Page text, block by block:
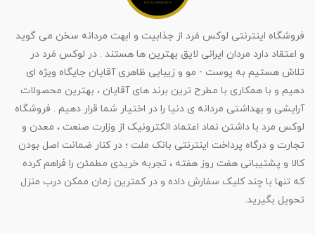
فروشگاه اینترنتی لوکس مَرد از جذابیت و ابهت مردانه سخن می گوید
و اعتقاد دارد مردان ایرانی لایق بهترین ها هستند . در لوکس مَرد در
تلاش هستیم به پوست - مو و زیبایی ظاهری آقایان جایگاه ویژه ای
دهیم و با همکاری با مطرح ترین برند های آقایان ، بهترین محصولات
آرایشی و بهداشتی مردانه ی دنیا را در اختیار شما قرار دهیم . فروشگاه
لوکس مرد با داشتن نماد اعتماد الکترونیک از وزارت صنعت ، معدن و
تجارت و درگاه پرداخت اینترنتی بانک ملت ؛ در کنار ضمانت اصل بودن
کالا و پشتیبانی هفت روز هفته ، تجربه خریدی مطمئن را فراهم کرده
که تنها با چند کلیک سفارش داده و در کمترین زمان ممکن درب منزل
تحویل بگیرید.